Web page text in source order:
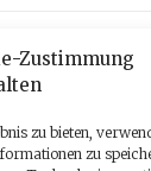
Zustimmung
zu bieten,
zu